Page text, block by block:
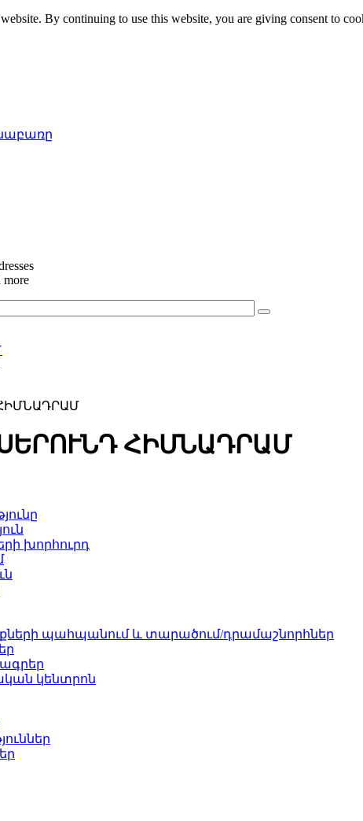
more
ՀԻՄՆԱԴՐԱՄ
խորհուրդ
պահպանում և տարածում/դրամաշնորհներ
կենտրոն
By continuing to use this website, you are giving consent to